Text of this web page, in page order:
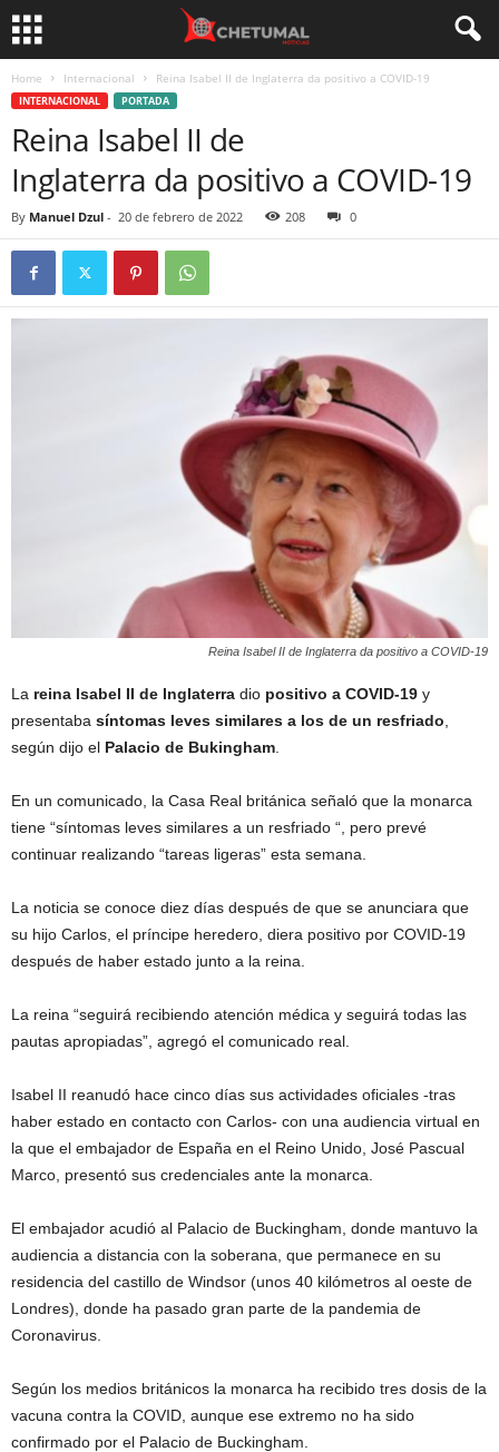
Home Internacional Reina Isabel II de Inglaterra da positivo a COVID-19
INTERNACIONAL PORTADA
Reina Isabel II de
Inglaterra da positivo a COVID-19
By Manuel Dzul - 20 de febrero de 2022 208 0
Reina Isabel II de Inglaterra da positivo a COVID-19
La reina Isabel II de Inglaterra dio positivo a COVID-19 y
presentaba síntomas leves similares a los de un resfriado
según dijo el Palacio de Bukingham
En un comunicado, la Casa Real británica señaló que la monarca
tiene “síntomas leves similares a un resfriado “, pero prevé
continuar realizando “tareas ligeras” esta semana.
La noticia se conoce diez días después de que se anunciara que
su hijo Carlos, el príncipe heredero, diera positivo por COVID-19
después de haber estado junto a la reina.
La reina “seguirá recibiendo atención médica y seguirá todas las
pautas apropiadas”, agregó el comunicado real.
Isabel II reanudó hace cinco días sus actividades oficiales -tras
haber estado en contacto con Carlos- con una audiencia virtual en
la que el embajador de España en el Reino Unido, José Pascual
Marco, presentó sus credenciales ante la monarca.
El embajador acudió al Palacio de Buckingham, donde mantuvo la
audiencia a distancia con la soberana, que permanece en su
residencia del castillo de Windsor (unos 40 kilómetros al oeste de
Londres), donde ha pasado gran parte de la pandemia de
Coronavirus.
Según los medios británicos la monarca ha recibido tres dosis de la
vacuna contra la COVID, aunque ese extremo no ha sido
confirmado por el Palacio de Buckingham.